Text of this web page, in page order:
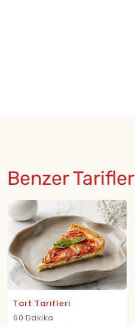
Benzer Tarifler
Tart Tarifleri
60 Dakika